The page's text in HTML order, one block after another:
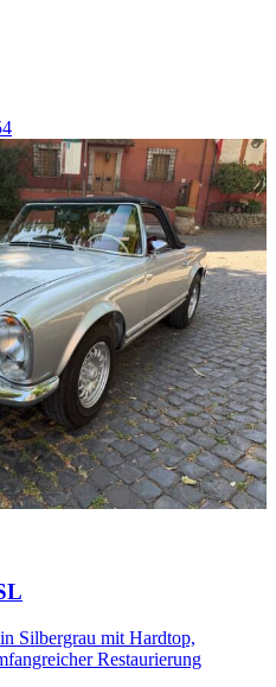
Silbergrau mit Hardtop,
Restaurierung